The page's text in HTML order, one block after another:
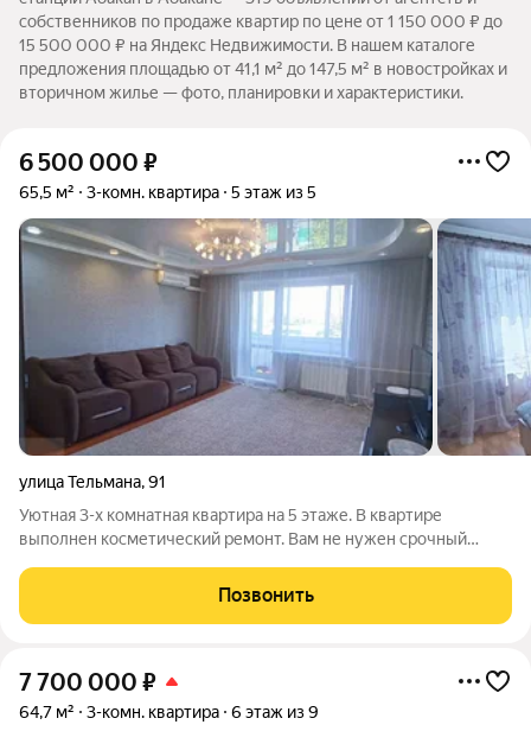
собственников по продаже квартир по цене от 1 150 000 ₽ до
15 500 000 ₽ на Яндекс Недвижимости. В нашем каталоге
предложения площадью от 41,1 м² до 147,5 м² в новостройках и
вторичном жилье — фото, планировки и характеристики.
6 500 000 ₽
65,5 м² 3-комн. квартира 5 этаж из 5
улица Тельмана,91
Уютная 3-х комнатная квартира на 5 этаже. В квартире
выполнен косметический ремонт. Вам не нужен срочный
под свой вкус. Удобная планировка позволит каждому члену
семьи иметь своё личное
Позвонить
7 700 000 ₽
64,7 м² 3-комн. квартира 6 этаж из 9